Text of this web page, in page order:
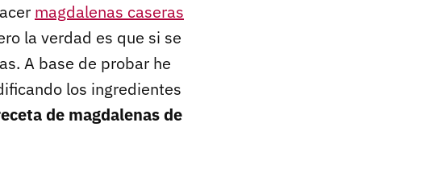
magdalenas caseras
la verdad es que si se
A base de probar he
los ingredientes
de magdalenas de